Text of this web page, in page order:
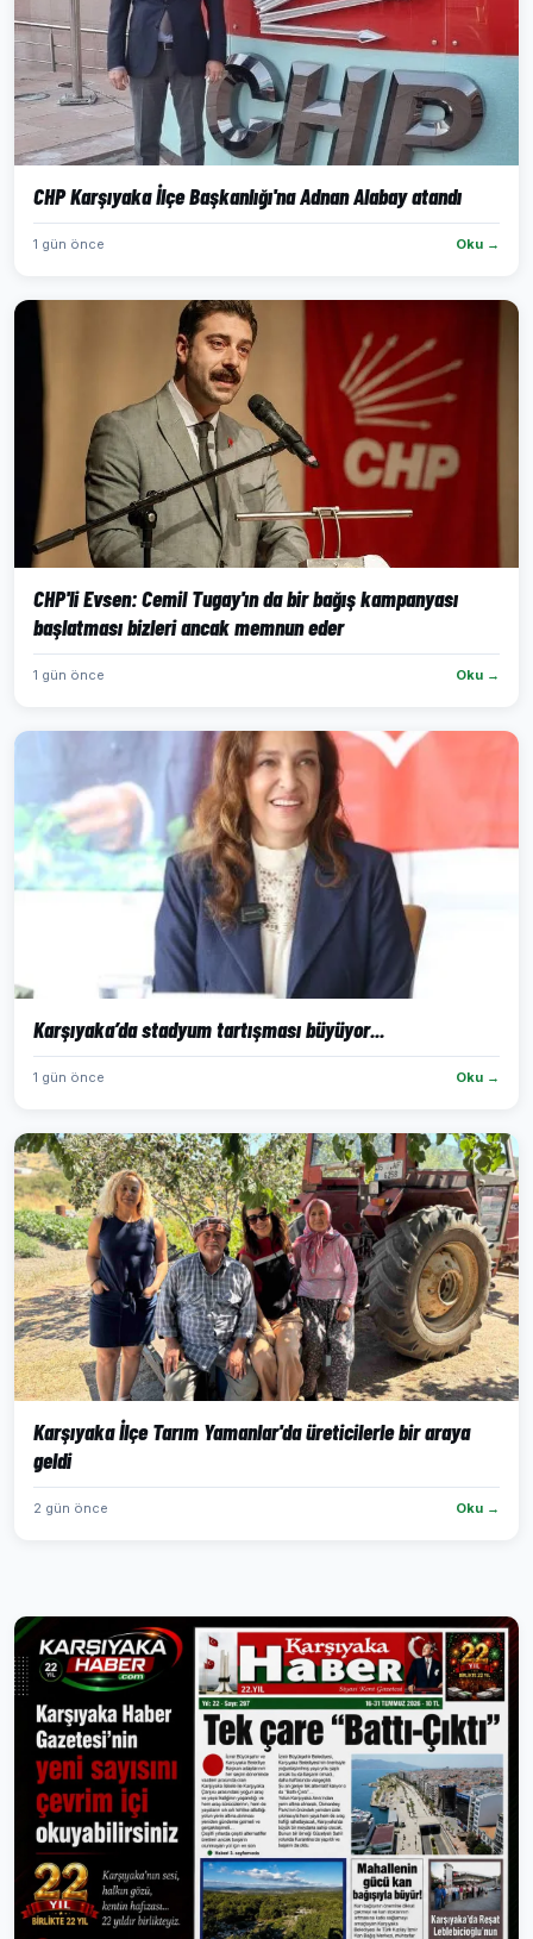
CHP Karşıyaka İlçe Başkanlığı'na Adnan Alabay atandı
1 gün önce Oku →
CHP'li Evsen: Cemil Tugay'ın da bir bağış kampanyası
başlatması bizleri ancak memnun eder
1 gün önce Oku →
Karşıyaka’da stadyum tartışması büyüyor...
1 gün önce Oku →
Karşıyaka İlçe Tarım Yamanlar'da üreticilerle bir araya
geldi
2 gün önce Oku →